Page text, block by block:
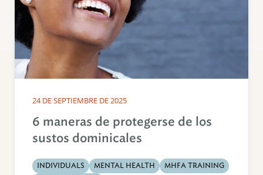
24 DE SEPTIEMBRE DE 2025
6 maneras de protegerse de los
sustos dominicales
INDIVIDUALS MENTAL HEALTH
MHFA TRAINING